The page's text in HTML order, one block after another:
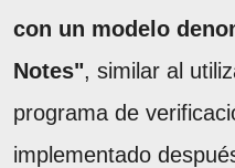
con un modelo
Notes", similar al
programa de
implementado